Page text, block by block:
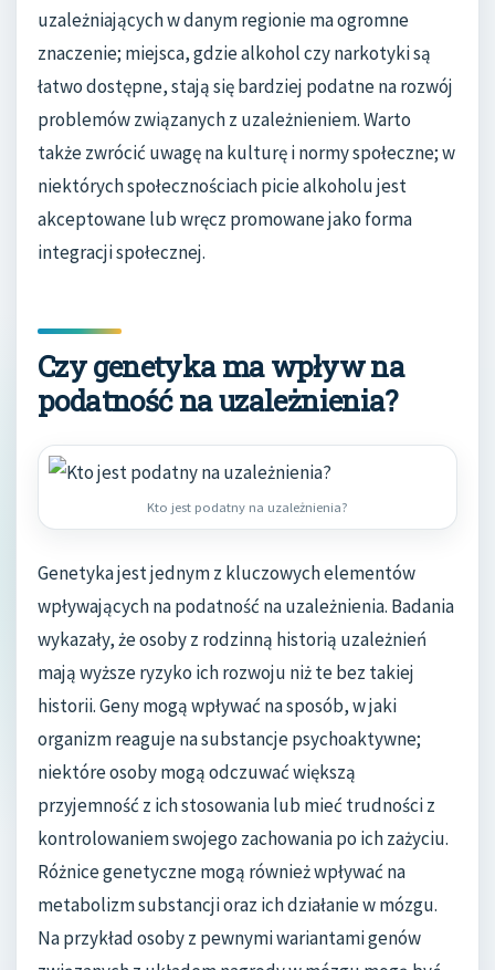
uzależniających w danym regionie ma ogromne
znaczenie; miejsca, gdzie alkohol czy narkotyki są
łatwo dostępne, stają się bardziej podatne na rozwój
problemów związanych z uzależnieniem. Warto
także zwrócić uwagę na kulturę i normy społeczne; w
niektórych społecznościach picie alkoholu jest
akceptowane lub wręcz promowane jako forma
integracji społecznej.
Czy genetyka ma wpływ na
podatność na uzależnienia?
Kto jest podatny na uzależnienia?
Genetyka jest jednym z kluczowych elementów
wpływających na podatność na uzależnienia. Badania
wykazały, że osoby z rodzinną historią uzależnień
mają wyższe ryzyko ich rozwoju niż te bez takiej
historii. Geny mogą wpływać na sposób, w jaki
organizm reaguje na substancje psychoaktywne;
niektóre osoby mogą odczuwać większą
przyjemność z ich stosowania lub mieć trudności z
kontrolowaniem swojego zachowania po ich zażyciu.
Różnice genetyczne mogą również wpływać na
metabolizm substancji oraz ich działanie w mózgu.
Na przykład osoby z pewnymi wariantami genów